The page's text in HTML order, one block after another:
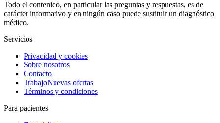
Todo el contenido, en particular las preguntas y respuestas, es de
carácter informativo y en ningún caso puede sustituir un diagnóstico
médico.
Servicios
Privacidad y cookies
Sobre nosotros
Contacto
TrabajoNuevas ofertas
Términos y condiciones
Para pacientes